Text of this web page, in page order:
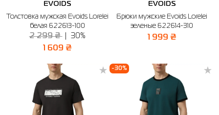
EVOIDS
Толстовка мужская Evoids Lorelei
белая 622613-100
2 299 ₴ 30%
1 609 ₴
EVOIDS
Брюки мужские Evoids Lorelei
зеленые 622614-310
1 999 ₴
-30%